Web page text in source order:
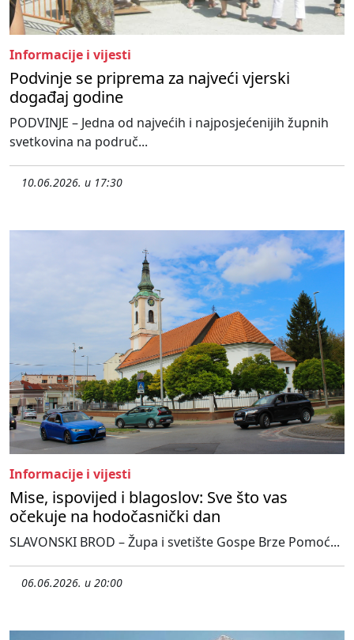
Informacije i vijesti
Podvinje se priprema za najveći vjerski
događaj godine
PODVINJE – Jedna od najvećih i najposjećenijih župnih
svetkovina na područ...
10.06.2026. u 17:30
Informacije i vijesti
Mise, ispovijed i blagoslov: Sve što vas
očekuje na hodočasnički dan
SLAVONSKI BROD – Župa i svetište Gospe Brze Pomoć...
06.06.2026. u 20:00